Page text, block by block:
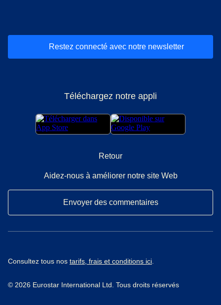
Restez connecté avec notre newsletter
Téléchargez notre appli
Retour
Aidez-nous à améliorer notre site Web
Envoyer des commentaires
Consultez tous nos tarifs, frais et conditions ici
© 2026 Eurostar International Ltd. Tous droits réservés